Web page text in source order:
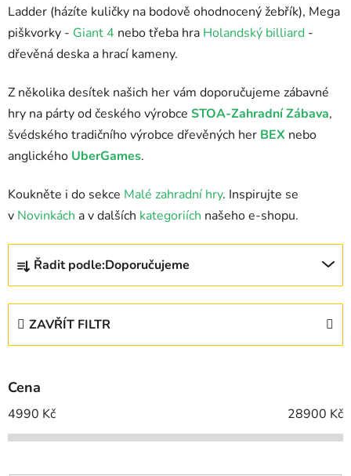
Ladder (házíte kuličky na bodově ohodnocený žebřík), Mega
piškvorky - Giant 4 nebo třeba hra Holandský billiard -
dřevěná deska a hrací kameny.
Z několika desítek našich her vám doporučujeme zábavné
hry na párty od českého výrobce STOA-Zahradní Zábava,
švédského tradičního výrobce dřevěných her BEX nebo
anglického UberGames.
Koukněte i do sekce Malé zahradní hry. Inspirujte se
v Novinkách a v dalších kategoriích našeho e-shopu.
Ř
z
p
r
o
d
Řadit podle:Doporučujeme
ZAVŘÍT FILTR
Cena
4990 Kč 28900 Kč